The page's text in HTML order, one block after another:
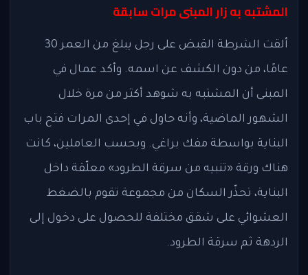
المشتبه به زار المبنى مرات سابقة
ألقت الشرطة القبض على رجل يبلغ من العمر 30
عامًا، من دون الكشف عن اسمه. وأكد عمال في
المبنى أن المشتبه به شوهد أكثر من مرة خلال
الشهور الماضية، وأنه حاول في إحدى المرات فتح باب
البناية بواسطة مفك براغي. وبحسب العاملين، كانت
هناك ورقة «تنبيه من سرقة الطرود» معلّقة داخل
البناية، تحذّر السكان من مجموعة تقوم بالضغط
العشوائي على شقق مختلفة للحصول على دخول إلى
الردهة ثم سرقة الطرود.